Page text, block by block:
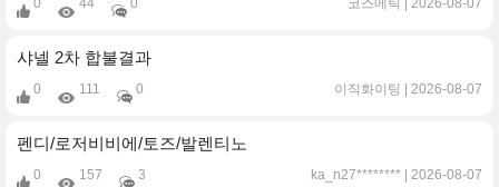
0 44 0 코스메틱 2026-08-07
샤넬 2차 합불결과
0 111 0 이직화이팅 2026-08-07
펜디/로저비비에/토즈/발렌티노
0 157 3 ka_n27******** 2026-08-07